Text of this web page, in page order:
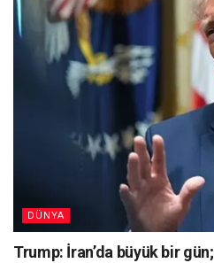
DÜNYA
Trump: İran’da büyük bir